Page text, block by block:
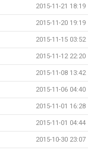
2015-11-21 18:19
2015-11-20 19:19
2015-11-15 03:52
2015-11-12 22:20
2015-11-08 13:42
2015-11-06 04:40
2015-11-01 16:28
2015-11-01 04:44
2015-10-30 23:07